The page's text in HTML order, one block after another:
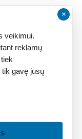
×
veikimui.
reklamų
tik gavę jūsų